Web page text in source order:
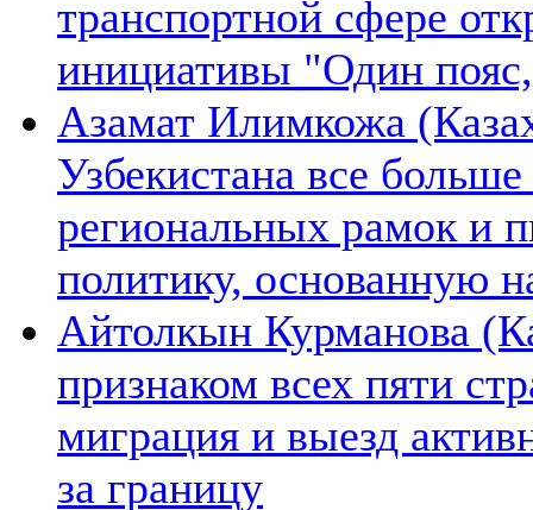
транспортной сфере
инициативы "Один
Азамат Илимкожа
Узбекистана все
региональных рамок и
политику, основанную
Айтолкын Курманова
признаком всех пяти
миграция и выезд
за границу